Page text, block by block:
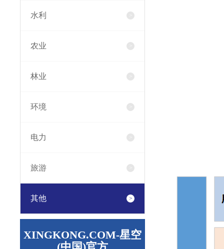
水利
农业
林业
环境
电力
旅游
其他
XINGKONG.COM-星空